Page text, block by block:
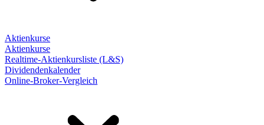
Aktienkurse
Aktienkurse
Realtime-Aktienkursliste (L&S)
Dividendenkalender
Online-Broker-Vergleich